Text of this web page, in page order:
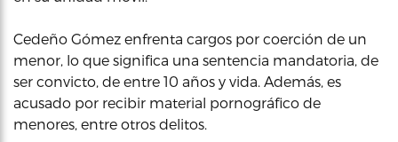
Cedeño Gómez enfrenta cargos por coerción de un
menor, lo que significa una sentencia mandatoria, de
ser convicto, de entre 10 años y vida. Además, es
acusado por recibir material pornográfico de
menores, entre otros delitos.